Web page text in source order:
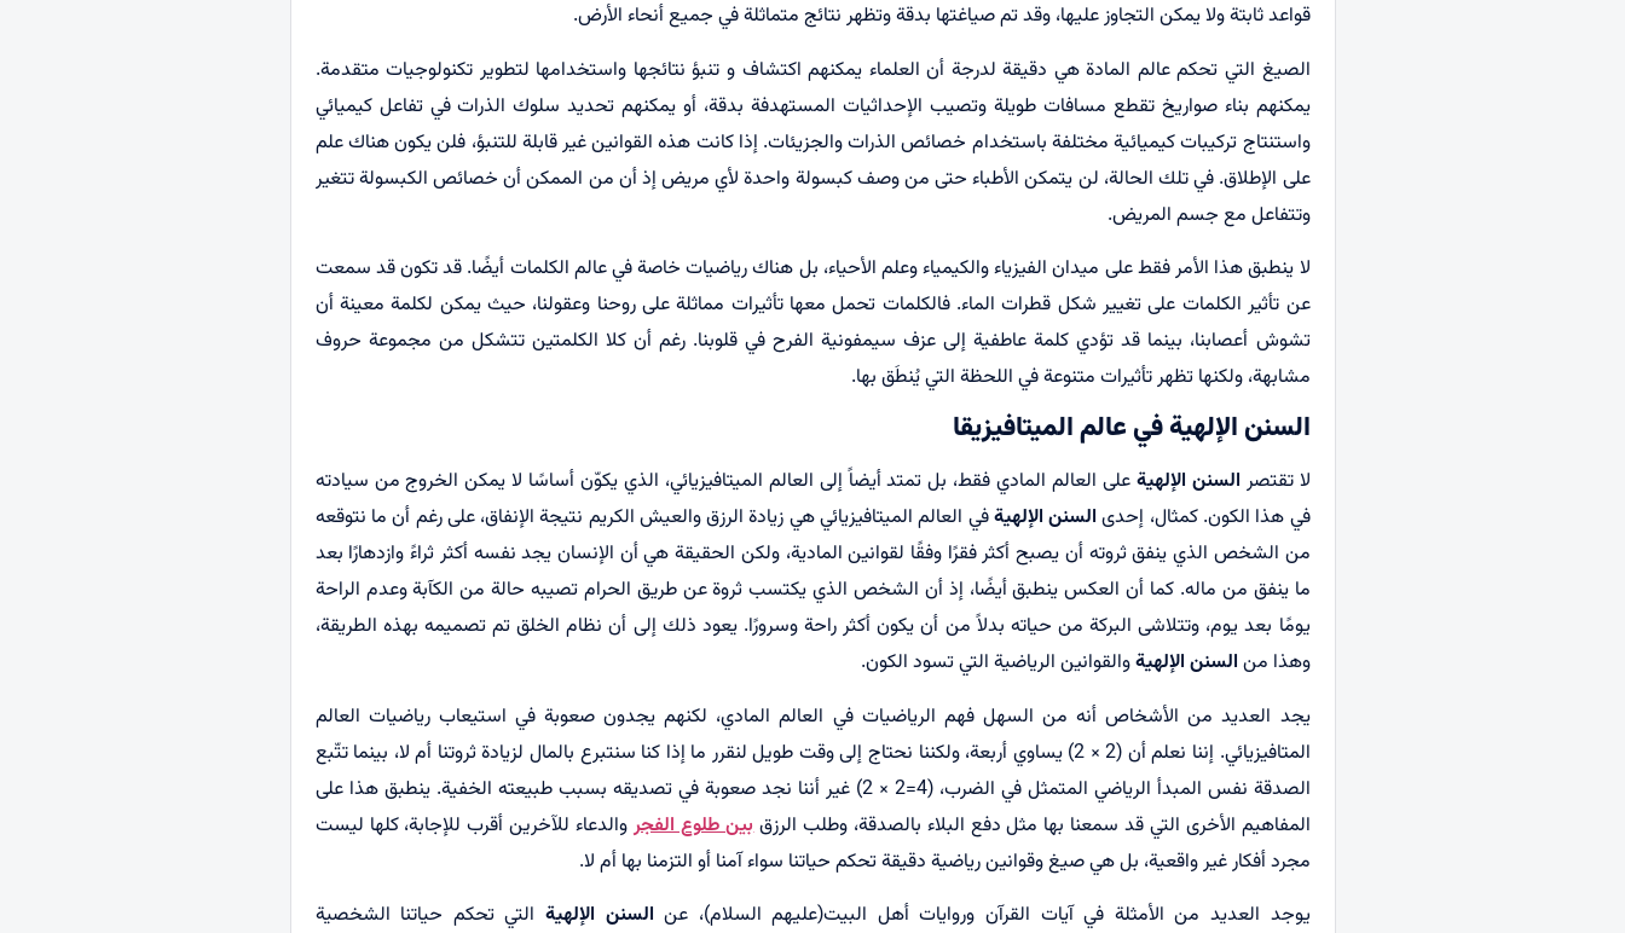
قواعد ثابتة ولا يمكن التجاوز عليها، وقد تم صياغتها بدقة وتظهر نتائج متماثلة في جميع أنحاء الأرض.
الصيغ التي تحكم عالم المادة هي دقيقة لدرجة أن العلماء يمكنهم اكتشاف و تنبؤ نتائجها واستخدامها لتطوير تكنولوجيات متقدمة.
يمكنهم بناء صواريخ تقطع مسافات طويلة وتصيب الإحداثيات المستهدفة بدقة، أو يمكنهم تحديد سلوك الذرات في تفاعل كيميائي
واستنتاج تركيبات كيميائية مختلفة باستخدام خصائص الذرات والجزيئات. إذا كانت هذه القوانين غير قابلة للتنبؤ، فلن يكون هناك علم
على الإطلاق. في تلك الحالة، لن يتمكن الأطباء حتى من وصف كبسولة واحدة لأي مريض إذ أن من الممكن أن خصائص الكبسولة تتغير
وتتفاعل مع جسم المريض.
لا ينطبق هذا الأمر فقط على ميدان الفيزياء والكيمياء وعلم الأحياء، بل هناك رياضيات خاصة في عالم الكلمات أيضًا. قد تكون قد سمعت
عن تأثير الكلمات على تغيير شكل قطرات الماء. فالكلمات تحمل معها تأثيرات مماثلة على روحنا وعقولنا، حيث يمكن لكلمة معينة أن
تشوش أعصابنا، بينما قد تؤدي كلمة عاطفية إلى عزف سيمفونية الفرح في قلوبنا. رغم أن كلا الكلمتين تتشكل من مجموعة حروف
مشابهة، ولكنها تظهر تأثيرات متنوعة في اللحظة التي يُنطَق بها.
السنن الإلهية في عالم الميتافيزيقا
لا تقتصر السنن الإلهية على العالم المادي فقط، بل تمتد أيضاً إلى العالم الميتافيزيائي، الذي يكوّن أساسًا لا يمكن الخروج من سيادته
في هذا الكون. كمثال، إحدى السنن الإلهيةفي العالم الميتافيزيائي هي زيادة الرزق والعيش الكريم نتيجة الإنفاق، على رغم أن ما نتوقعه
من الشخص الذي ينفق ثروته أن يصبح أكثر فقرًا وفقًا لقوانين المادية، ولكن الحقيقة هي أن الإنسان يجد نفسه أكثر ثراءً وازدهارًا بعد
ما ينفق من ماله. كما أن العكس ينطبق أيضًا، إذ أن الشخص الذي يكتسب ثروة عن طريق الحرام تصيبه حالة من الكآبة وعدم الراحة
يومًا بعد يوم، وتتلاشى البركة من حياته بدلاً من أن يكون أكثر راحة وسرورًا. يعود ذلك إلى أن نظام الخلق تم تصميمه بهذه الطريقة،
وهذا من السنن الإلهيةوالقوانين الرياضية التي تسود الكون.
يجد العديد من الأشخاص أنه من السهل فهم الرياضيات في العالم المادي، لكنهم يجدون صعوبة في استيعاب رياضيات العالم
المتافيزيائي. إننا نعلم أن (2 × 2) يساوي أربعة، ولكننا نحتاج إلى وقت طويل لنقرر ما إذا كنا سنتبرع بالمال لزيادة ثروتنا أم لا، بينما تتّبع
الصدقة نفس المبدأ الرياضي المتمثل في الضرب، (4=2 × 2) غير أننا نجد صعوبة في تصديقه بسبب طبيعته الخفية. ينطبق هذا على
المفاهيم الأخرى التي قد سمعنا بها مثل دفع البلاء بالصدقة، وطلب الرزقبين طلوع الفجروالدعاء للآخرين أقرب للإجابة، كلها ليست
مجرد أفكار غير واقعية، بل هي صيغ وقوانين رياضية دقيقة تحكم حياتنا سواء آمنا أو التزمنا بها أم لا.
يوجد العديد من الأمثلة في آيات القرآن وروايات أهل البيت(عليهم السلام)، عن السنن الإلهية التي تحكم حياتنا الشخصية